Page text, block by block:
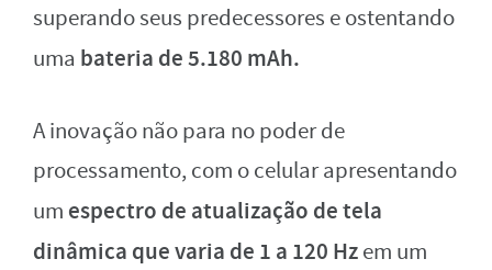
superando seus predecessores e ostentando
uma bateria de 5.180 mAh.
A inovação não para no poder de
processamento, com o celular apresentando
um espectro de atualização de tela
dinâmica que varia de 1 a 120 Hzem um